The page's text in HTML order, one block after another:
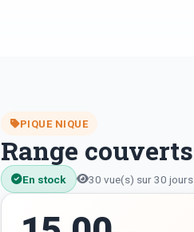
PIQUE NIQUE
Range couverts
En stock 30 vue(s) sur 30 jours